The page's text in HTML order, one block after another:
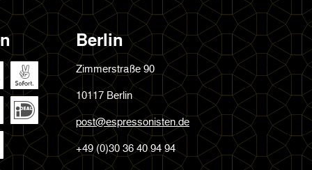
Berlin
Zimmerstraße 90
10117 Berlin
post@espressonisten.de
+49 (0)30 36 40 94 94